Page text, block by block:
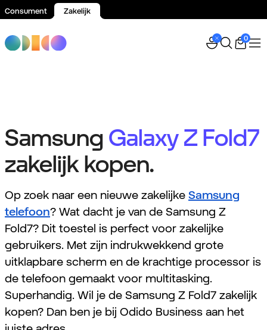
Consument Zakelijk
0
Samsung Galaxy Z Fold7
zakelijk kopen.
Op zoek naar een nieuwe zakelijke Samsung
telefoon? Wat dacht je van de Samsung Z
Fold7? Dit toestel is perfect voor zakelijke
gebruikers. Met zijn indrukwekkend grote
uitklapbare scherm en de krachtige processor is
de telefoon gemaakt voor multitasking.
Superhandig. Wil je de Samsung Z Fold7 zakelijk
kopen? Dan ben je bij Odido Business aan het